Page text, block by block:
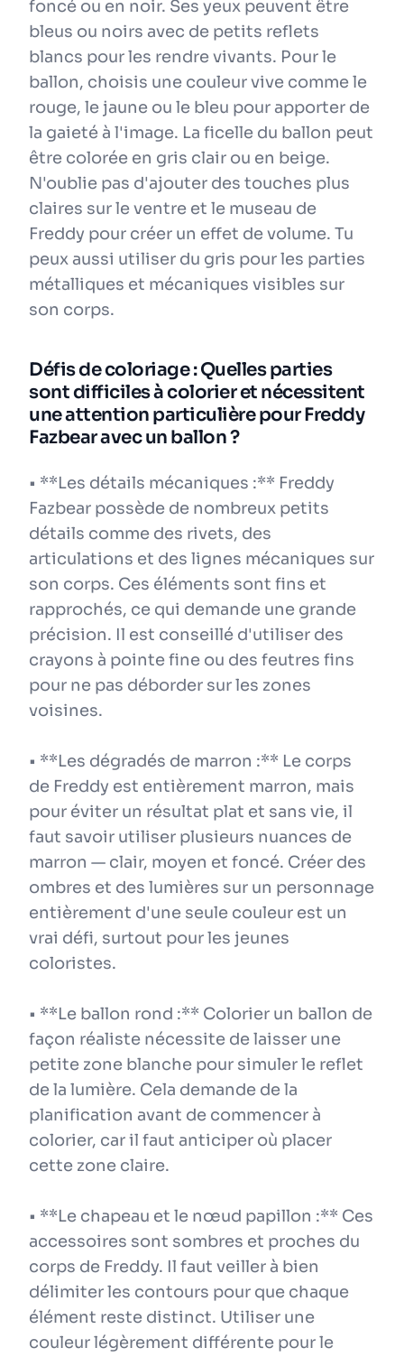
foncé ou en noir. Ses yeux peuvent être
bleus ou noirs avec de petits reflets
blancs pour les rendre vivants. Pour le
ballon, choisis une couleur vive comme le
rouge, le jaune ou le bleu pour apporter de
la gaieté à l'image. La ficelle du ballon peut
être colorée en gris clair ou en beige.
N'oublie pas d'ajouter des touches plus
claires sur le ventre et le museau de
Freddy pour créer un effet de volume. Tu
peux aussi utiliser du gris pour les parties
métalliques et mécaniques visibles sur
son corps.
Défis de coloriage : Quelles parties
sont difficiles à colorier et nécessitent
une attention particulière pour Freddy
Fazbear avec un ballon ?
• **Les détails mécaniques :** Freddy
Fazbear possède de nombreux petits
détails comme des rivets, des
articulations et des lignes mécaniques sur
son corps. Ces éléments sont fins et
rapprochés, ce qui demande une grande
précision. Il est conseillé d'utiliser des
crayons à pointe fine ou des feutres fins
pour ne pas déborder sur les zones
voisines.
• **Les dégradés de marron :** Le corps
de Freddy est entièrement marron, mais
pour éviter un résultat plat et sans vie, il
faut savoir utiliser plusieurs nuances de
marron — clair, moyen et foncé. Créer des
ombres et des lumières sur un personnage
entièrement d'une seule couleur est un
vrai défi, surtout pour les jeunes
coloristes.
• **Le ballon rond :** Colorier un ballon de
façon réaliste nécessite de laisser une
petite zone blanche pour simuler le reflet
de la lumière. Cela demande de la
planification avant de commencer à
colorier, car il faut anticiper où placer
cette zone claire.
• **Le chapeau et le nœud papillon :** Ces
accessoires sont sombres et proches du
corps de Freddy. Il faut veiller à bien
délimiter les contours pour que chaque
élément reste distinct. Utiliser une
couleur légèrement différente pour le